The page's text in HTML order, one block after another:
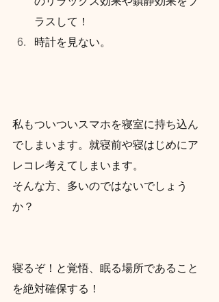
ラスして！
時計を見ない。
私もついついスマホを寝室に持ち込ん
でしまいます。就寝前や寝はじめにア
レコレ考えてしまいます。
そんな方、多いのではないでしょう
か？
寝るぞ！と覚悟、眠る場所であること
を絶対確保する！